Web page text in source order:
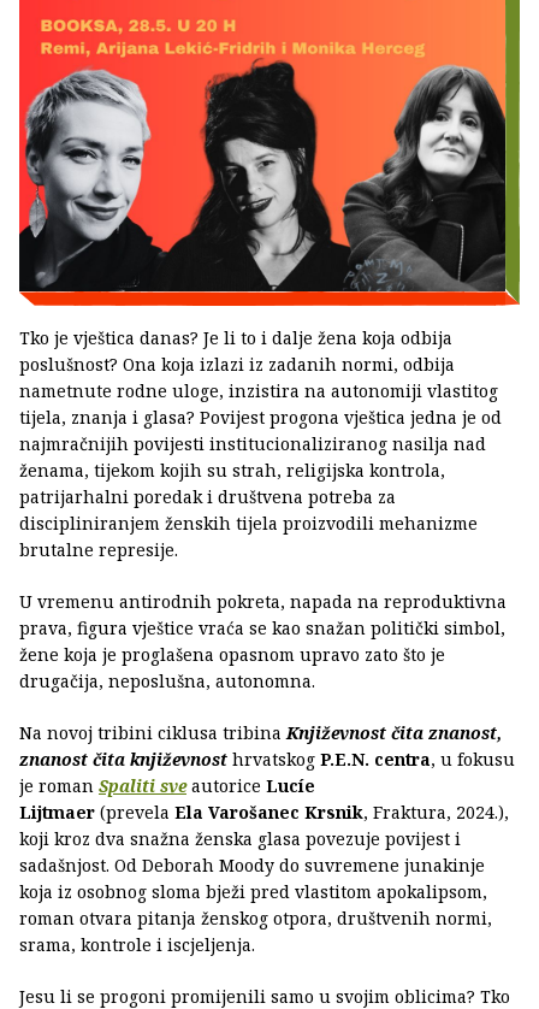
Tko je vještica danas? Je li to i dalje žena koja odbija
poslušnost? Ona koja izlazi iz zadanih normi, odbija
nametnute rodne uloge, inzistira na autonomiji vlastitog
tijela, znanja i glasa? Povijest progona vještica jedna je od
najmračnijih povijesti institucionaliziranog nasilja nad
ženama, tijekom kojih su strah, religijska kontrola,
patrijarhalni poredak i društvena potreba za
discipliniranjem ženskih tijela proizvodili mehanizme
brutalne represije.
U vremenu antirodnih pokreta, napada na reproduktivna
prava, figura vještice vraća se kao snažan politički simbol,
žene koja je proglašena opasnom upravo zato što je
drugačija, neposlušna, autonomna.
Na novoj tribini ciklusa tribina Književnost čita znanost,
znanost čita književnost hrvatskog P.E.N. centra, u fokusu
je roman Spaliti sveautorice Lucíe
Lijtmaer (prevela Ela Varošanec Krsnik, Fraktura, 2024.),
koji kroz dva snažna ženska glasa povezuje povijest i
sadašnjost. Od Deborah Moody do suvremene junakinje
koja iz osobnog sloma bježi pred vlastitom apokalipsom,
roman otvara pitanja ženskog otpora, društvenih normi,
srama, kontrole i iscjeljenja.
Jesu li se progoni promijenili samo u svojim oblicima? Tko